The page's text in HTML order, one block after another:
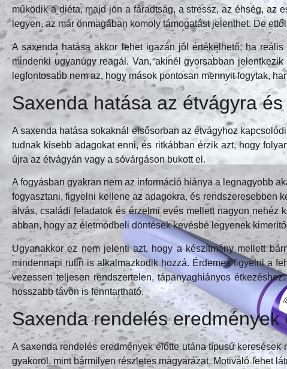
működik a diéta, majd jön a fáradtság, a stressz, az éhség, az
legyen, az már önmagában komoly támogatást jelenthet. De
A saxenda hatása akkor lehet igazán jól értékelhető, ha
mindenki ugyanúgy reagál. Van, akinél gyorsabban
legfontosabb nem az, hogy mások pontosan mennyit fogytak,
Saxenda hatása az étvágyra
A saxenda hatása sokaknál elsősorban az étvágyhoz
tudnak kisebb adagokat enni, és ritkábban érzik azt, hogy
újra az étvágyán vagy a sóvárgáson bukott el.
A fogyásban gyakran nem az információ hiánya a legnagyobb
fogyasztani, figyelni kellene az adagokra, és rendszeresebben
alvás, családi feladatok és érzelmi evés mellett nagyon nehéz
abban, hogy az életmódbeli döntések kevésbé legyenek
Ugyanakkor ez nem jelenti azt, hogy a készítmény mellett
mindennapi rutin is alkalmazkodik hozzá. Érdemes figyelni a
vezessen teljesen rendszertelen, tápanyaghiányos
hosszabb távon is fenntartható.
Saxenda rendelés
A saxenda rendelés eredmények előtte utána típusú
gyakorol, mint bármilyen részletes magyarázat. Motiváló lehet